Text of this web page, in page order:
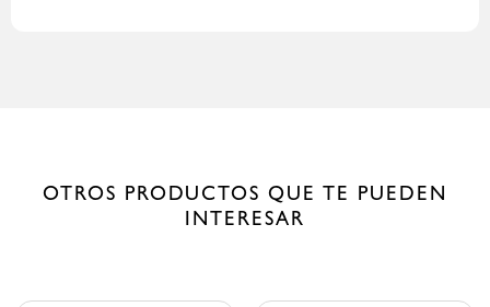
OTROS PRODUCTOS QUE TE PUEDEN
INTERESAR